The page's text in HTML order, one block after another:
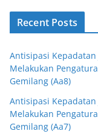
Recent Posts
Antisipasi Kepadatan
Melakukan
Gemilang (Aa8)
Antisipasi Kepadatan
Melakukan
Gemilang (Aa7)